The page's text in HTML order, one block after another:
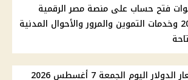
فتح حساب على منصة مصر الرقمية
2026 وخدمات التموين والمرور والأحوال المدنية
أسعار الدولار اليوم الجمعة 7 أغسطس 2026